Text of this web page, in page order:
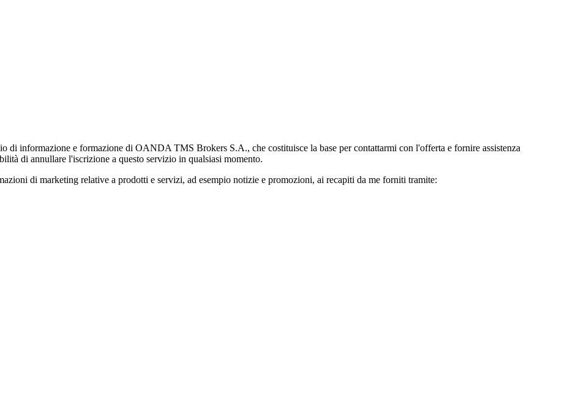
di informazione e formazione di OANDA TMS Brokers S.A., che costituisce la base per contattarmi con l'offerta e fornire assistenza
di annullare l'iscrizione a questo servizio in qualsiasi momento.
di marketing relative a prodotti e servizi, ad esempio notizie e promozioni, ai recapiti da me forniti tramite: